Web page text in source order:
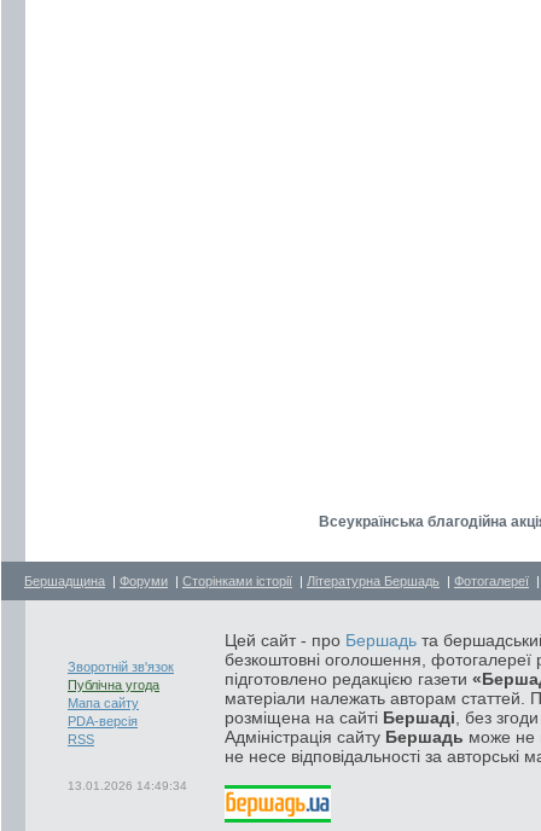
Всеукраїнська благодійна
Бершадщина | Форуми | Сторінками історії | Літературна Бершадь | Фотогалереї
Зворотній зв'язок
Публічна угода
Мапа сайту
PDA-версія
RSS
13.01.2026 14:49:34
Цей сайт - про Бершадь та
безкоштовні оголошення, фотогалереї
підготовлено редакцією газети
матеріали належать авторам статтей.
розміщена на сайті Бершаді , без
Адміністрація сайту Бершадь може не
не несе відповідальності за авторські